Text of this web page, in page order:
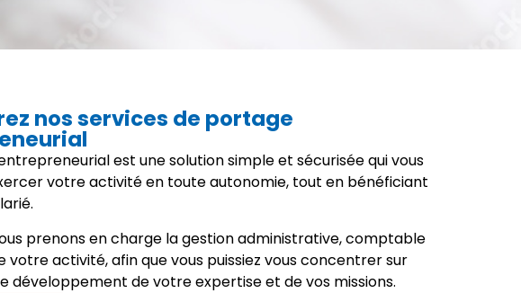
nos services de portage
est une solution simple et sécurisée qui vous
votre activité en toute autonomie, tout en bénéficiant
prenons en charge la gestion administrative, comptable
votre activité, afin que vous puissiez vous concentrer sur
développement de votre expertise et de vos missions.